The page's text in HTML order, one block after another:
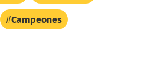
Campeones